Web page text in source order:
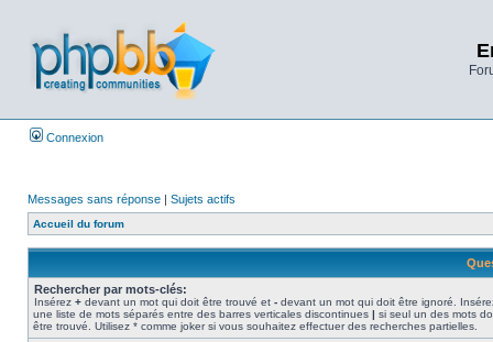
Connexion
Messages sans réponse | Sujets actifs
Accueil du forum
Rechercher par mots-clés:
Insérez + devant un mot qui doit être trouvé et - devant un mot qui doit être ignoré.
une liste de mots séparés entre des barres verticales discontinues | si seul un des mots
être trouvé. Utilisez * comme joker si vous souhaitez effectuer des recherches partielles.